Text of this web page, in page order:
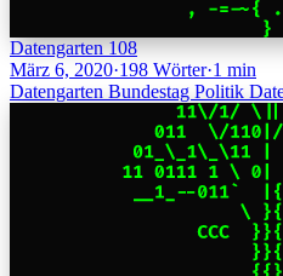
Datengarten 108
März 6, 2020·198 Wörter·1 min
Datengarten Bundestag Politik